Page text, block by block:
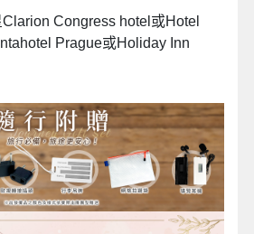
Congress hotel或Hotel
Prague或Holiday Inn